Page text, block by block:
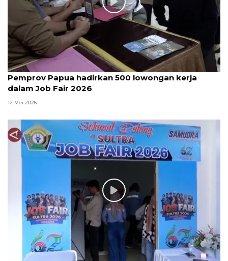
Pemprov Papua hadirkan 500 lowongan kerja
dalam Job Fair 2026
12 Mei 2026